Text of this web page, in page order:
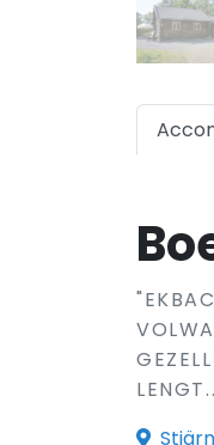
LENGT..